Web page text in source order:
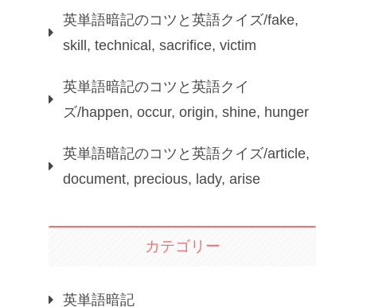
英単語暗記のコツと英語クイズ/fake,
skill, technical, sacrifice, victim
英単語暗記のコツと英語クイ
ズ/happen, occur, origin, shine, hunger
英単語暗記のコツと英語クイズ/article,
document, precious, lady, arise
カテゴリー
英単語暗記